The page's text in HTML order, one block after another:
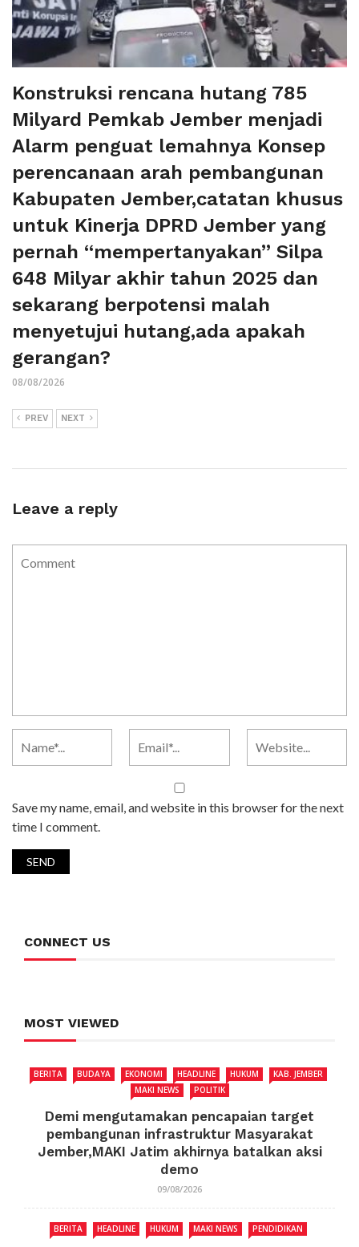
Konstruksi rencana hutang 785
Milyard Pemkab Jember menjadi
Alarm penguat lemahnya Konsep
perencanaan arah pembangunan
Kabupaten Jember,catatan khusus
untuk Kinerja DPRD Jember yang
pernah “mempertanyakan” Silpa
648 Milyar akhir tahun 2025 dan
sekarang berpotensi malah
menyetujui hutang,ada apakah
gerangan?
08/08/2026
PREV NEXT
Leave a reply
Save my name, email, and website in this browser for the next
time I comment.
CONNECT US
MOST VIEWED
BERITA BUDAYA EKONOMI HEADLINE HUKUM
KAB. JEMBER
MAKI NEWS
POLITIK
Demi mengutamakan pencapaian target
pembangunan infrastruktur Masyarakat
Jember,MAKI Jatim akhirnya batalkan aksi
demo
09/08/2026
BERITA HEADLINE HUKUM MAKI NEWS PENDIDIKAN